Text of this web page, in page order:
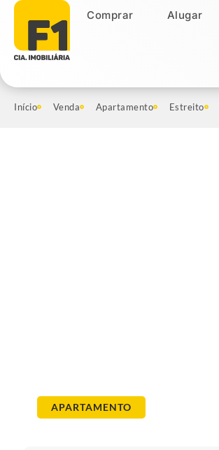
Comprar Alugar
Comprar Alugar
Início Venda Apartamento Estreito
APARTAMENTO